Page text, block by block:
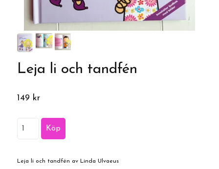
Leja li och tandfén
149 kr
Leja li och tandfén av Linda Ulvaeus